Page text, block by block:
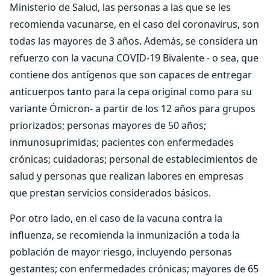
Ministerio de Salud, las personas a las que se les
recomienda vacunarse, en el caso del coronavirus, son
todas las mayores de 3 años. Además, se considera un
refuerzo con la vacuna COVID-19 Bivalente - o sea, que
contiene dos antígenos que son capaces de entregar
anticuerpos tanto para la cepa original como para su
variante Ómicron- a partir de los 12 años para grupos
priorizados; personas mayores de 50 años;
inmunosuprimidas; pacientes con enfermedades
crónicas; cuidadoras; personal de establecimientos de
salud y personas que realizan labores en empresas
que prestan servicios considerados básicos.
Por otro lado, en el caso de la vacuna contra la
influenza, se recomienda la inmunización a toda la
población de mayor riesgo, incluyendo personas
gestantes; con enfermedades crónicas; mayores de 65